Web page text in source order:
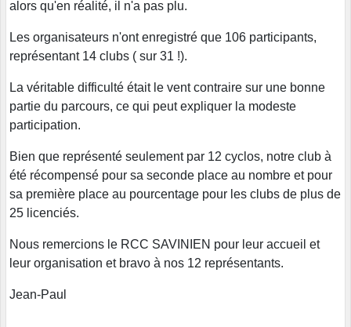
alors qu'en réalité, il n'a pas plu.
Les organisateurs n'ont enregistré que 106 participants,
représentant 14 clubs ( sur 31 !).
La véritable difficulté était le vent contraire sur une bonne
partie du parcours, ce qui peut expliquer la modeste
participation.
Bien que représenté seulement par 12 cyclos, notre club à
été récompensé pour sa seconde place au nombre et pour
sa première place au pourcentage pour les clubs de plus de
25 licenciés.
Nous remercions le RCC SAVINIEN pour leur accueil et
leur organisation et bravo à nos 12 représentants.
Jean-Paul